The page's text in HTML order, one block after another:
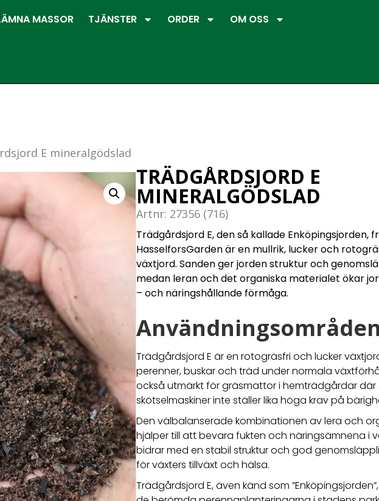
MASSOR TJÄNSTER ORDER OM OSS
E mineralgödslad
TRÄDGÅRDSJORD E
MINERALGÖDSLAD
Artnr: 27356 (716)
Trädgårdsjord E, den så kallade Enköpingsjorden,
HasselforsGarden är en mullrik, lucker och
växtjord. Sanden ger jorden struktur och
medan leran och det organiska materialet ökar
– och näringshållande förmåga.
Användningsområden
Trädgårdsjord E är en rotogräsfri och lucker
perenner, buskar och träd under normala
också utmärkt för gräsmattor i hemträdgårdar
skötselmaskiner inte ställer lika höga krav på
Den välbalanserade kombinationen av lera och
hjälper till att bevara fukten och näringsämnena i
bidrar med en stabil struktur och god
för växters tillväxt och hälsa.
Trädgårdsjord E, även känd som